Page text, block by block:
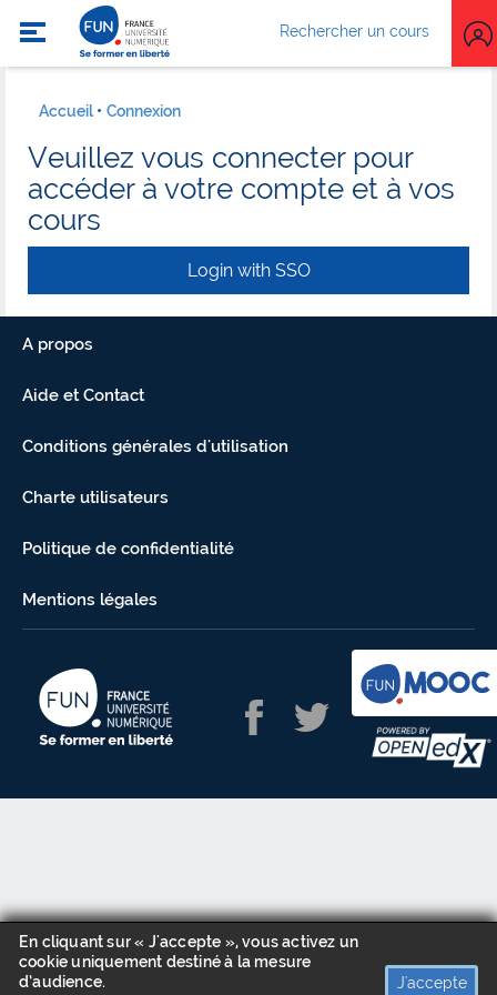
Rechercher un cours
En cliquant sur « J'accepte », vous activez un
cookie uniquement destiné à la mesure
d’audience.
J'accepte
Accueil Connexion
Veuillez vous connecter pour
accéder à votre compte et à vos
cours
Login with SSO
A propos
Aide et Contact
Conditions générales d'utilisation
Charte utilisateurs
Politique de confidentialité
Mentions légales